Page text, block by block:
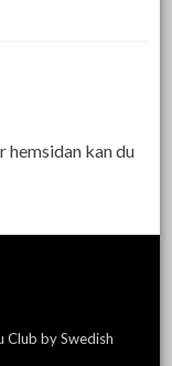
kan du
Club by Swedish